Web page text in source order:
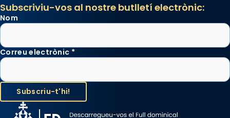
Subscriviu-vos al nostre butlletí electrònic:
Nom
Correu electrònic *